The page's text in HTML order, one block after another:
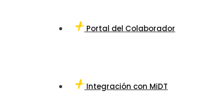
Portal del Colaborador
Integración con MiDT